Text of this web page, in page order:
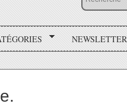
NEWSLETTER